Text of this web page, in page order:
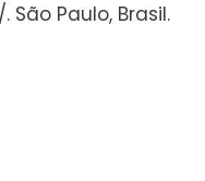
Paulo, Brasil.